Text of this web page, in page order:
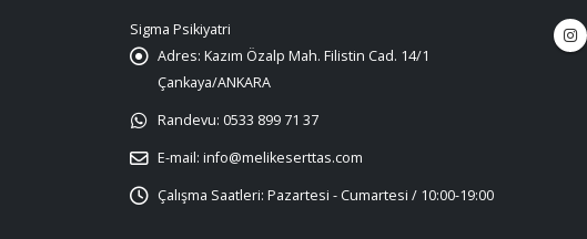
Sigma Psikiyatri
Adres: Kazım Özalp Mah. Filistin Cad. 14/1
Çankaya/ANKARA
Randevu: 0533 899 71 37
E-mail: info@melikeserttas.com
Çalışma Saatleri: Pazartesi - Cumartesi / 10:00-19:00